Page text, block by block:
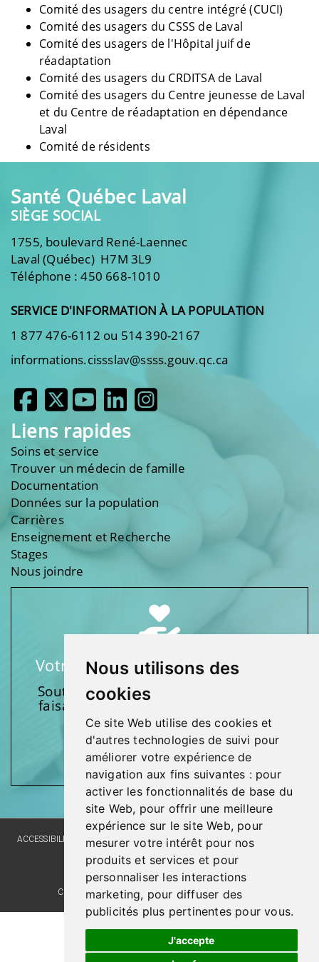
Nous utilisons des
cookies
Ce site Web utilise des cookies et
d'autres technologies de suivi pour
améliorer votre expérience de
navigation aux fins suivantes : pour
activer les fonctionnalités de base du
site Web, pour offrir une meilleure
expérience sur le site Web, pour
mesurer votre intérêt pour nos
produits et services et pour
personnaliser les interactions
marketing, pour diffuser des
publicités plus pertinentes pour vous.
J'accepte
Comité des usagers du centre intégré (CUCI)
Comité des usagers du CSSS de Laval
Comité des usagers de l'Hôpital juif de
réadaptation
Comité des usagers du CRDITSA de Laval
Comité des usagers du Centre jeunesse de Laval
et du Centre de réadaptation en dépendance
Laval
Comité de résidents
Santé Québec Laval
SIÈGE SOCIAL
1755, boulevard René-Laennec
Laval (Québec) H7M 3L9
Téléphone : 450 668-1010
SERVICE D'INFORMATION À LA POPULATION
1 877 476-6112 ou 514 390-2167
informations.cissslav@ssss.gouv.qc.ca
Liens rapides
Soins et service
Trouver un médecin de famille
Documentation
Données sur la population
Carrières
Enseignement et Recherche
Stages
Nous joindre
Votre soutien fait une différence
Soutenez l’une de nos fondations en
faisant un don et en participant aux
activités.
Donnez généreusement!
ACCESSIBILITY SITE MAP LANGUAGE POLICY PRIVACY POLICY
WEBSITE DEVELOPMENT
COMMENTS, SUGGESTIONS, ACKNOWLEDGMENTS
Last update : 14 March 2022